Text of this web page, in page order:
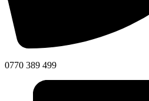
0770 389 499